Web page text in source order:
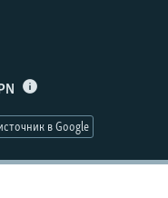
в Google